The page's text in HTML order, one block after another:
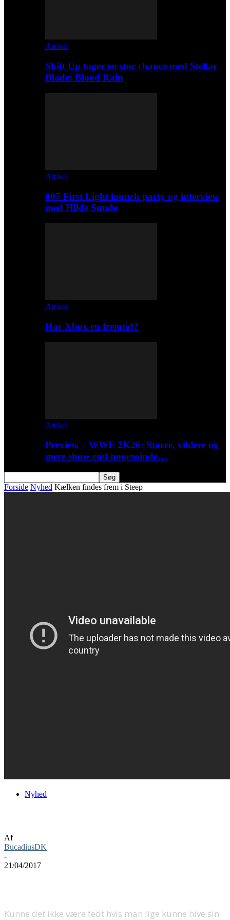
Artikel
Shift Up tager en stor chance med Stellar
Blade: Blood Rain
Artikel
007 First Light launch party og interview
med Hilde Sunde
Artikel
Har Xbox en fremtid?
Artikel
Preview – WWE 2K26: Større, vildere og
mere show end nogensinde…
Forside Nyhed Kælken findes frem i Steep
Nyhed
Af
BucadiusDK
-
21/04/2017
Kunne det ikke være fedt hvis man lige kunne hive sin